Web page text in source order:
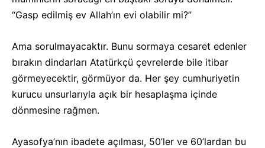
“Gasp edilmiş ev Allah’ın evi olabilir mi?”
Ama sorulmayacaktır. Bunu sormaya cesaret edenler
bırakın dindarları Atatürkçü çevrelerde bile itibar
görmeyecektir, görmüyor da. Her şey cumhuriyetin
kurucu unsurlarıyla açık bir hesaplaşma içinde
dönmesine rağmen.
Ayasofya’nın ibadete açılması, 50’ler ve 60’lardan bu